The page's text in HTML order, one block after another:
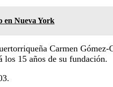
en Nueva York
Carmen
15 años de su fundación.